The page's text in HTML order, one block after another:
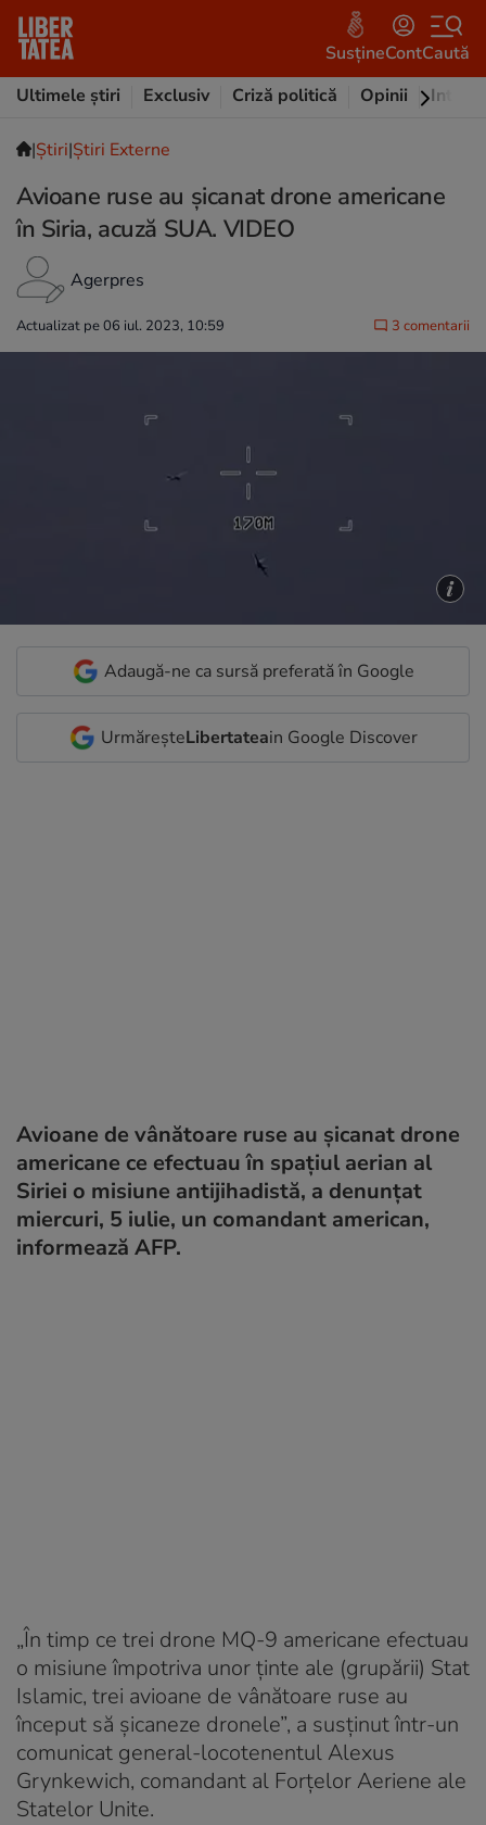
SusțineContCaută
Ultimele știri
Exclusiv Criză politică Opinii
|Ştiri|Știri Externe
Avioane ruse au şicanat drone americane
în Siria, acuză SUA. VIDEO
Agerpres
Actualizat pe 06 iul. 2023, 10:59 3 comentarii
Adaugă-ne ca sursă preferată în Google
UrmăreșteLibertateain Google Discover
Avioane de vânătoare ruse au şicanat drone
americane ce efectuau în spaţiul aerian al
Siriei o misiune antijihadistă, a denunţat
miercuri, 5 iulie, un comandant american,
informează AFP.
„În timp ce trei drone MQ-9 americane efectuau
o misiune împotriva unor ţinte ale (grupării) Stat
Islamic, trei avioane de vânătoare ruse au
început să şicaneze dronele”, a susţinut într-un
comunicat general-locotenentul Alexus
Grynkewich, comandant al Forţelor Aeriene ale
Statelor Unite.